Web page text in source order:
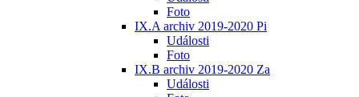
Foto
IX.A archiv 2019-2020 Pi
Události
Foto
IX.B archiv 2019-2020 Za
Události